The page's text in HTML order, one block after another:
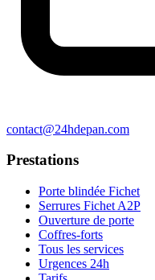
contact@24hdepan.com
Prestations
Porte blindée Fichet
Serrures Fichet A2P
Ouverture de porte
Coffres-forts
Tous les services
Urgences 24h